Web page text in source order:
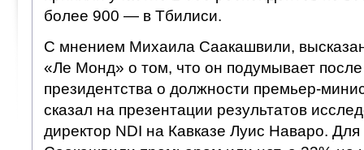
более 900 — в Тбилиси.
С мнением Михаила Саакашвили,
«Ле Монд» о том, что он подумывает после
президентства о должности премьер-
сказал на презентации результатов
директор NDI на Кавказе Луис Наваро.